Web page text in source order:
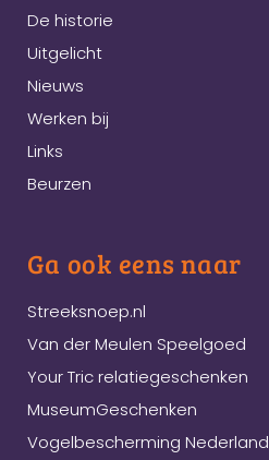
De historie
Uitgelicht
Nieuws
Werken bij
Links
Beurzen
Ga ook eens naar
Streeksnoep.nl
Van der Meulen Speelgoed
Your Tric relatiegeschenken
MuseumGeschenken
Vogelbescherming Nederland